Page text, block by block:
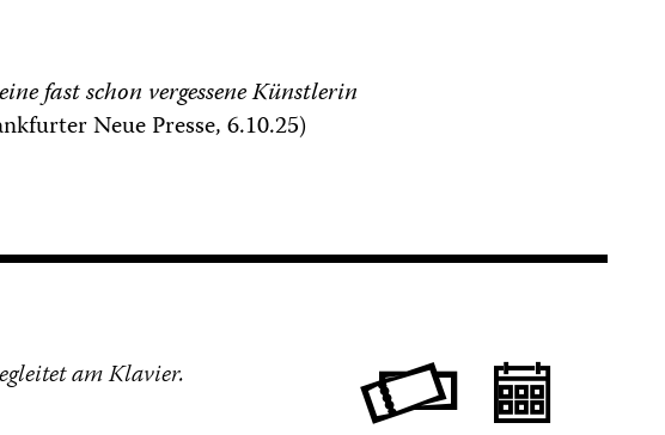
fast schon vergessene Künstlerin
Neue Presse, 6.10.25)
am Klavier.